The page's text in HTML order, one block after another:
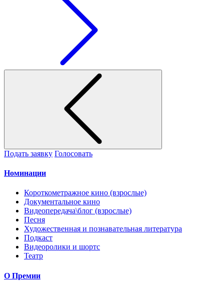
Подать заявку Голосовать
Номинации
Короткометражное кино (взрослые)
Документальное кино
Видеопередача\блог (взрослые)
Песня
Художественная и познавательная литература
Подкаст
Видеоролики и шортс
Театр
О Премии